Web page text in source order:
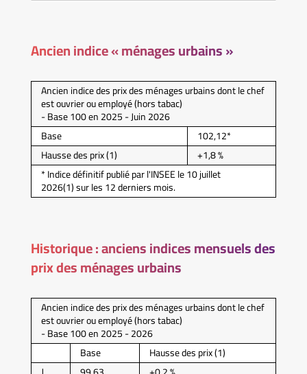
Ancien indice « ménages urbains »
Ancien indice des prix des ménages urbains dont le chef
est ouvrier ou employé (hors tabac)
- Base 100 en 2025 - Juin 2026
Base
102,12*
Hausse des prix (1)
+1,8 %
* Indice définitif publié par l'INSEE le 10 juillet
2026(1) sur les 12 derniers mois.
Historique : anciens indices mensuels des
prix des ménages urbains
Ancien indice des prix des ménages urbains dont le chef
est ouvrier ou employé (hors tabac)
- Base 100 en 2025 - 2026
Base
Hausse des prix (1)